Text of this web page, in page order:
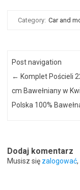
Category: Car and
Post navigation
← Komplet Pościeli
cm Bawełniany w
Polska 100%
Dodaj komentarz
Musisz się zalogować